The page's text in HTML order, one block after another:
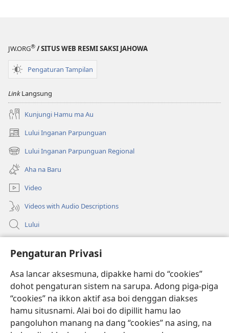
Pengaturan Privasi
Asa lancar aksesmuna, dipakke hami do “cookies”
dohot pengaturan sistem na sarupa. Adong piga-piga
“cookies” na ikkon aktif asa boi denggan diakses
hamu situsnami. Alai boi do dipillit hamu lao
pangoluhon manang na dang “cookies” na asing, na
JW.ORG® / SITUS WEB RESMI SAKSI JAHOWA
Pengaturan Tampilan
LinkLangsung
Kunjungi Hamu ma Au
Lului Inganan Parpunguan
(opens
new
window)
Lului Inganan Parpunguan Regional
(opens
new
window)
Aha na Baru
Video
Videos with Audio Descriptions
Lului
(opens
new
window)PERPUSTAKAAN ONLINE Joujou Paboahon™
(opens
new
window)JW Hub
(opens